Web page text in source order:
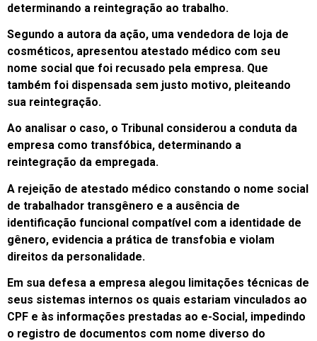
determinando a reintegração ao trabalho.
Segundo a autora da ação, uma vendedora de loja de
cosméticos, apresentou atestado médico com seu
nome social que foi recusado pela empresa. Que
também foi dispensada sem justo motivo, pleiteando
sua reintegração.
Ao analisar o caso, o Tribunal considerou a conduta da
empresa como transfóbica, determinando a
reintegração da empregada.
A rejeição de atestado médico constando o nome social
de trabalhador transgênero e a ausência de
identificação funcional compatível com a identidade de
gênero, evidencia a prática de transfobia e violam
direitos da personalidade.
Em sua defesa a empresa alegou limitações técnicas de
seus sistemas internos os quais estariam vinculados ao
CPF e às informações prestadas ao e-Social, impedindo
o registro de documentos com nome diverso do